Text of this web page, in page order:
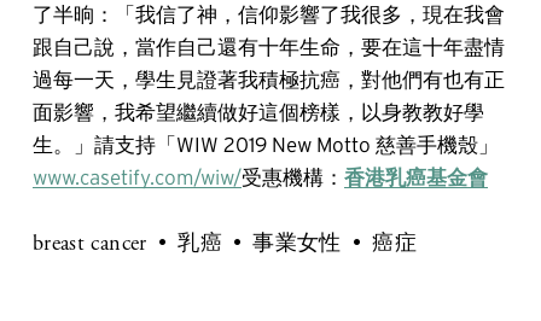
了半晌：「我信了神，信仰影響了我很多，現在我會
跟自己說，當作自己還有十年生命，要在這十年盡情
過每一天，學生見證著我積極抗癌，對他們有也有正
面影響，我希望繼續做好這個榜樣，以身教教好學
生。」 請支持「WIW 2019 New Motto 慈善手機殼」
www.casetify.com/wiw/受惠機構： 香港乳癌基金會
breast cancer 乳癌 事業女性 癌症